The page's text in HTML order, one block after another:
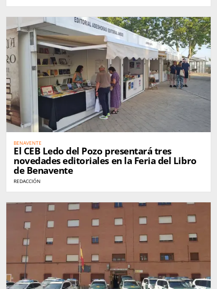
BENAVENTE
El CEB Ledo del Pozo presentará tres
novedades editoriales en la Feria del Libro
de Benavente
REDACCIÓN